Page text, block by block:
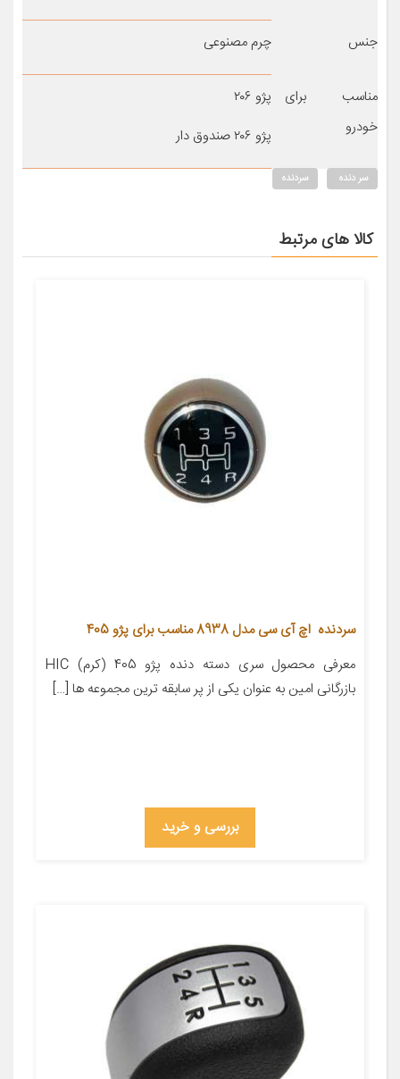
جنس چرم مصنوعی
مناسب برای
خودرو
پژو ۲۰۶
پژو ۲۰۶ صندوق دار
سر دنده سردنده
کالا های مرتبط
سردنده اچ آی سی مدل 8938 مناسب برای پژو 405
معرفی محصول سری دسته دنده پژو 405 (کرم) HIC
بازرگانی امین به عنوان یکی از پر سابقه ترین مجموعه ها […]
بررسی و خرید